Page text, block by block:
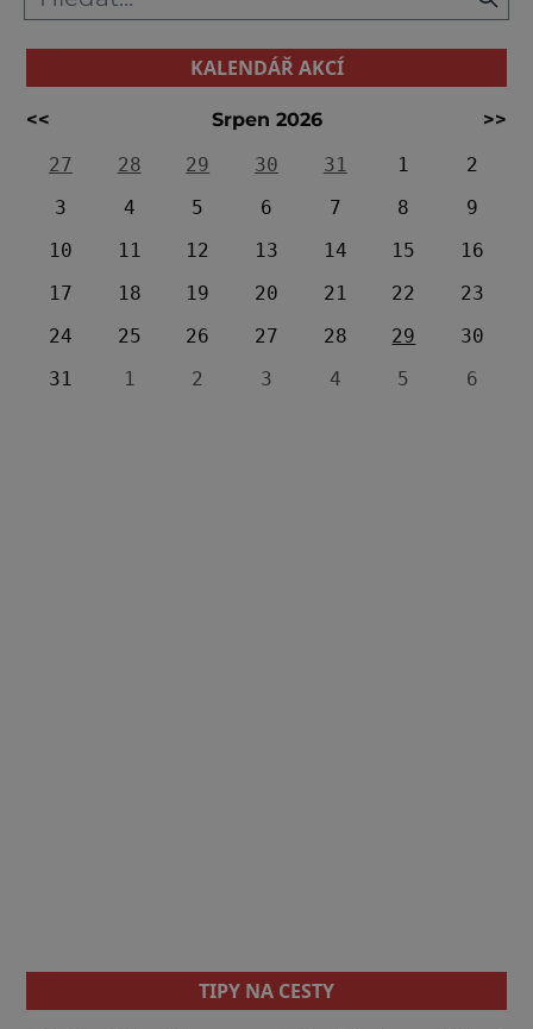
KALENDÁŘ AKCÍ
<< Srpen 2026
>>
27
28 29 30 31 1
2
3
4 5 6 7 8
9
10
11 12 13 14 15
16
17
18 19 20 21 22
23
24
25 26 27 28 29
30
31
1 2 3 4 5 6
TIPY NA CESTY